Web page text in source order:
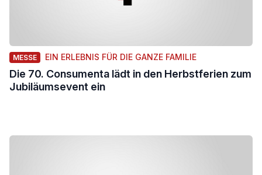
MESSE EIN ERLEBNIS FÜR DIE GANZE FAMILIE
Die 70. Consumenta lädt in den Herbstferien zum
Jubiläumsevent ein